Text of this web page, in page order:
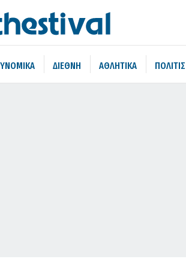
ΔΙΕΘΝΗ ΑΘΛΗΤΙΚΑ